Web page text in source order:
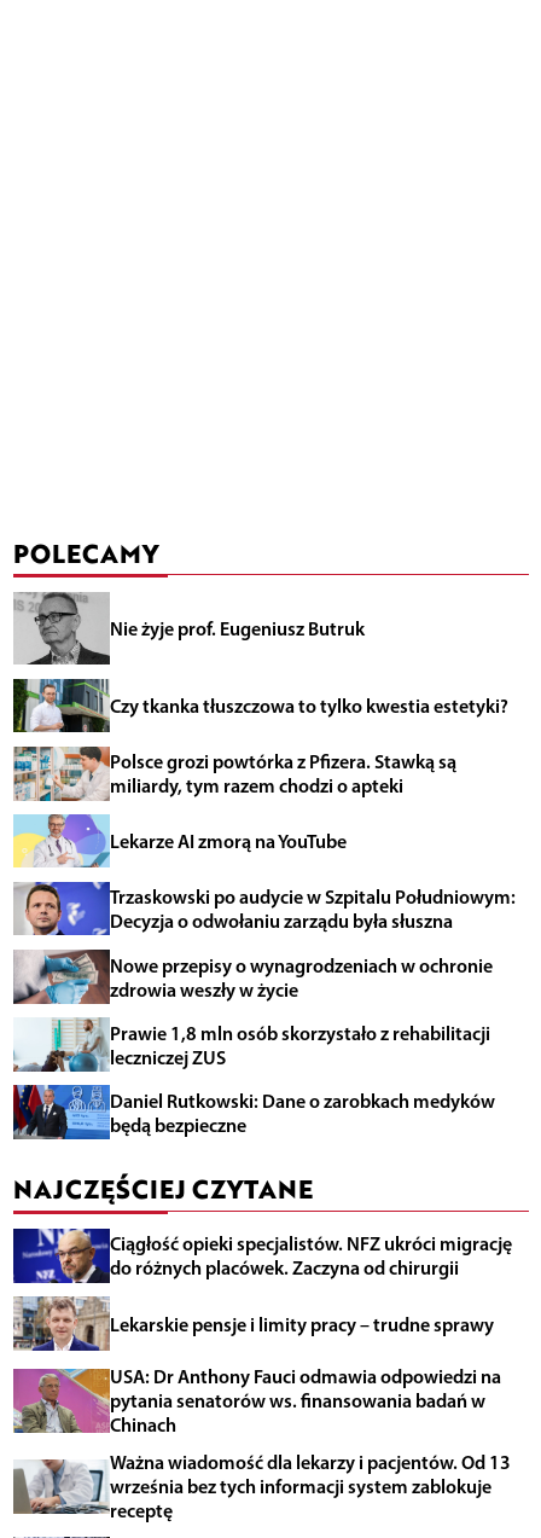
POLECAMY
Nie żyje prof. Eugeniusz Butruk
Czy tkanka tłuszczowa to tylko kwestia estetyki?
Polsce grozi powtórka z Pfizera. Stawką są
miliardy, tym razem chodzi o apteki
Lekarze AI zmorą na YouTube
Trzaskowski po audycie w Szpitalu Południowym:
Decyzja o odwołaniu zarządu była słuszna
Nowe przepisy o wynagrodzeniach w ochronie
zdrowia weszły w życie
Prawie 1,8 mln osób skorzystało z rehabilitacji
leczniczej ZUS
Daniel Rutkowski: Dane o zarobkach medyków
będą bezpieczne
NAJCZĘŚCIEJ CZYTANE
Ciągłość opieki specjalistów. NFZ ukróci migrację
do różnych placówek. Zaczyna od chirurgii
Lekarskie pensje i limity pracy – trudne sprawy
USA: Dr Anthony Fauci odmawia odpowiedzi na
pytania senatorów ws. finansowania badań w
Chinach
Ważna wiadomość dla lekarzy i pacjentów. Od 13
września bez tych informacji system zablokuje
receptę